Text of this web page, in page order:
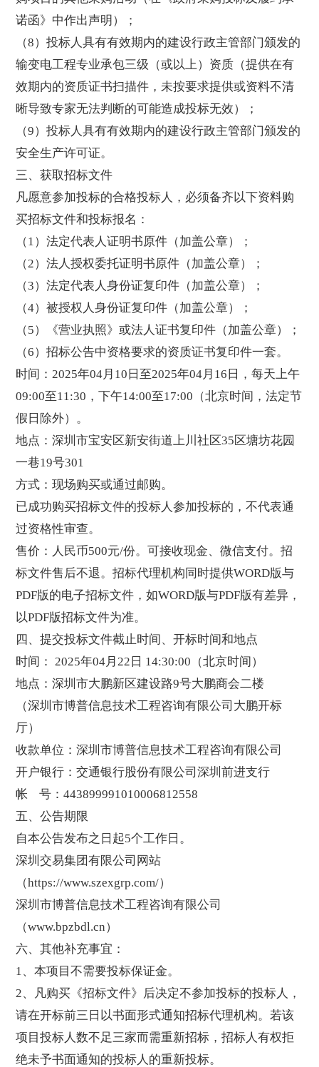
诺函》中作出声明）；
（8）投标人具有有效期内的建设行政主管部门颁发的
输变电工程专业承包三级（或以上）资质（提供在有
效期内的资质证书扫描件，未按要求提供或资料不清
晰导致专家无法判断的可能造成投标无效）；
（9）投标人具有有效期内的建设行政主管部门颁发的
安全生产许可证。
三、获取招标文件
凡愿意参加投标的合格投标人，必须备齐以下资料购
买招标文件和投标报名：
（1）法定代表人证明书原件（加盖公章）；
（2）法人授权委托证明书原件（加盖公章）；
（3）法定代表人身份证复印件（加盖公章）；
（4）被授权人身份证复印件（加盖公章）；
（5）《营业执照》或法人证书复印件（加盖公章）；
（6）招标公告中资格要求的资质证书复印件一套。
时间：2025年04月10日至2025年04月16日，每天上午
09:00至11:30，下午14:00至17:00（北京时间，法定节
假日除外）。
地点：深圳市宝安区新安街道上川社区35区塘坊花园
一巷19号301
方式：现场购买或通过邮购。
已成功购买招标文件的投标人参加投标的，不代表通
过资格性审查。
售价：人民币500元/份。可接收现金、微信支付。招
标文件售后不退。招标代理机构同时提供WORD版与
PDF版的电子招标文件，如WORD版与PDF版有差异，
以PDF版招标文件为准。
四、提交投标文件截止时间、开标时间和地点
时间： 2025年04月22日 14:30:00（北京时间）
地点：深圳市大鹏新区建设路9号大鹏商会二楼
（深圳市博普信息技术工程咨询有限公司大鹏开标
厅）
收款单位：深圳市博普信息技术工程咨询有限公司
开户银行：交通银行股份有限公司深圳前进支行
帐 号：443899991010006812558
五、公告期限
自本公告发布之日起5个工作日。
深圳交易集团有限公司网站
（https://www.szexgrp.com/）
深圳市博普信息技术工程咨询有限公司
（www.bpzbdl.cn）
六、其他补充事宜：
1、本项目不需要投标保证金。
2、凡购买《招标文件》后决定不参加投标的投标人，
请在开标前三日以书面形式通知招标代理机构。若该
项目投标人数不足三家而需重新招标，招标人有权拒
绝未予书面通知的投标人的重新投标。